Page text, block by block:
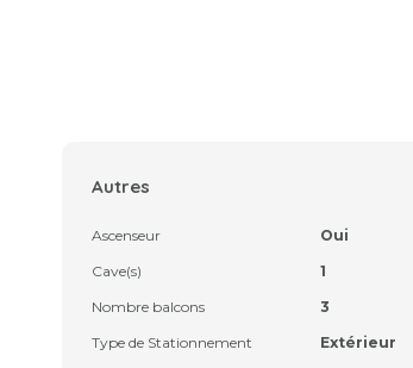
Autres
Ascenseur
Oui
Cave(s)
1
Nombre balcons
3
Type de Stationnement
Extérieur